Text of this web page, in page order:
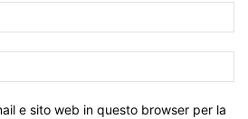
e sito web in questo browser per la